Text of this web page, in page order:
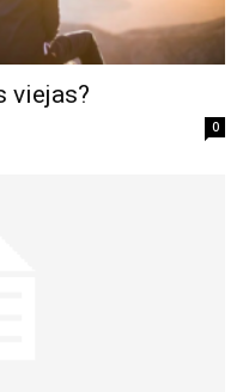
viejas?
0